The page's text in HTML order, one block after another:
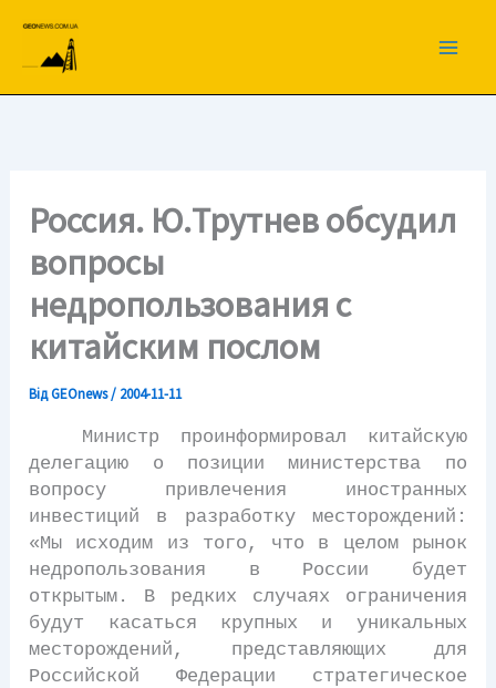
вмісту
Россия. Ю.Трутнев обсудил
вопросы
недропользования с
китайским послом
ВідGEOnews/ 2004-11-11
Министр проинформировал китайскую
делегацию о позиции министерства по
вопросу привлечения иностранных
инвестиций в разработку месторождений:
«Мы исходим из того, что в целом рынок
недропользования в России будет
открытым. В редких случаях ограничения
будут касаться крупных и уникальных
месторождений, представляющих для
Российской Федерации стратегическое